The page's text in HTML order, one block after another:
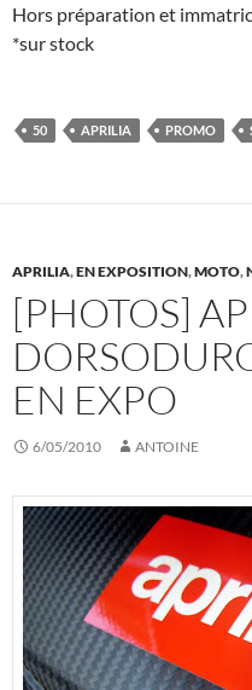
Hors préparation et
*sur stock
50 APRILIA PROMO
APRILIA,EN EXPOSITION,MOTO,
[PHOTOS]
EN EXPO
6/05/2010 ANTOINE